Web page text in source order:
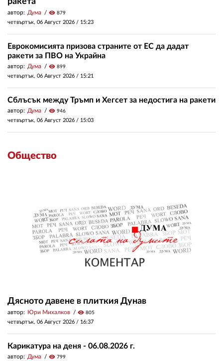
автор: Дума visibility 879
четвъртък, 06 Август 2026 / 15:23
Еврокомисията призова страните от ЕС да дадат
ракети за ПВО на Украйна
автор: Дума visibility 899
четвъртък, 06 Август 2026 / 15:21
Сблъсък между Тръмп и Хегсет за недостига на ракети
автор: Дума visibility 946
четвъртък, 06 Август 2026 / 15:03
Общество
Дясното давене в плиткия Дунав
автор: Юри Михалков visibility 805
четвъртък, 06 Август 2026 / 16:37
Карикатура на деня - 06.08.2026 г.
автор: Дума visibility 799